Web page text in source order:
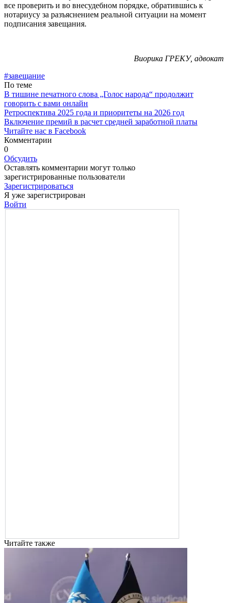
все проверить и во внесудеб­ном порядке, обратившись к
нотариусу за разъяснени­ем реальной ситуации на момент
подписания заве­щания.
Виорика ГРЕКУ, адвокат
#завещание
По теме
В тишине печатного слова „Голос народа“ продолжит
говорить с вами онлайн
Ретроспектива 2025 года и приоритеты на 2026 год
Включение премий в расчет средней заработной платы
Читайте нас в Facebook
Комментарии
0
Обсудить
Оставлять комментарии могут только
зарегистрированные пользователи
Зарегистрироваться
Я уже зарегистрирован
Войти
Читайте также